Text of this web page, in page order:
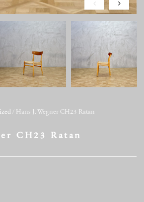
/ Hans J. Wegner CH23 Ratan
CH23 Ratan